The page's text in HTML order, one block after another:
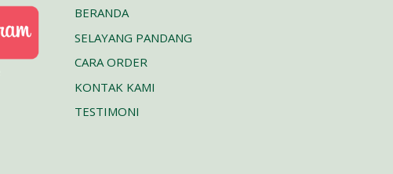
BERANDA
SELAYANG PANDANG
CARA ORDER
KONTAK KAMI
TESTIMONI